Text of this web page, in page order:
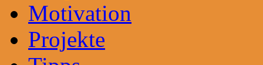
Motivation
Projekte